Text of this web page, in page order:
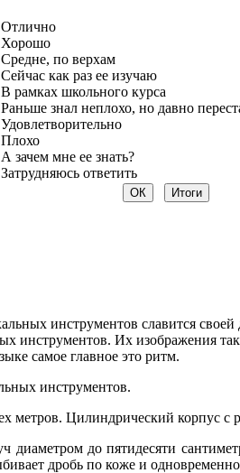
Отлично
Хорошо
Средне, по верхам
Сейчас как раз ее изучаю
В рамках школьного курса
Раньше знал неплохо, но давно
Удовлетворительно
Плохо
А зачем мне ее знать?
Затрудняюсь ответить
инструментов славится
инструментов. Их изображения
самое главное это ритм.
инструментов.
метров. Цилиндрический корпус с
до пятидесяти
дробь по коже и